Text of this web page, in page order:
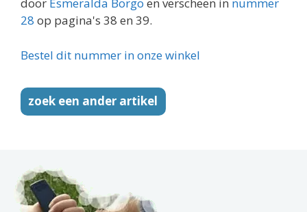
28 op pagina's 38 en 39.
Bestel dit nummer in onze winkel
zoek een ander artikel